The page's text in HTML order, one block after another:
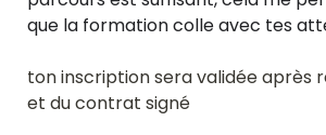
que la formation colle avec tes
ton inscription sera validée après
et du contrat signé